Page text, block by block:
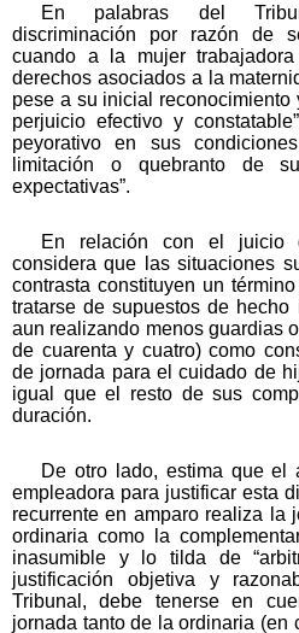
En palabras del
discriminación por razón de
cuando a la mujer
derechos asociados a la
pese a su inicial reconocimiento
perjuicio efectivo y
peyorativo en sus
limitación o quebranto de
expectativas”.
En relación con el juicio
considera que las situaciones
contrasta constituyen un
tratarse de supuestos de
aun realizando menos guardias
de cuarenta y cuatro) como
de jornada para el cuidado de
igual que el resto de sus
duración.
De otro lado, estima que el
empleadora para justificar esta
recurrente en amparo realiza la
ordinaria como la
inasumible y lo tilda de
justificación objetiva y
Tribunal, debe tenerse en
jornada tanto de la ordinaria (en